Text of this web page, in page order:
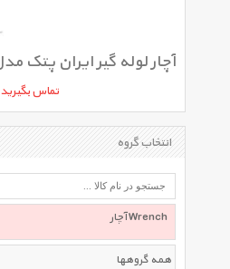
تماس بگیرید
انتخاب گروه
آچار Wrench
همه گروهها